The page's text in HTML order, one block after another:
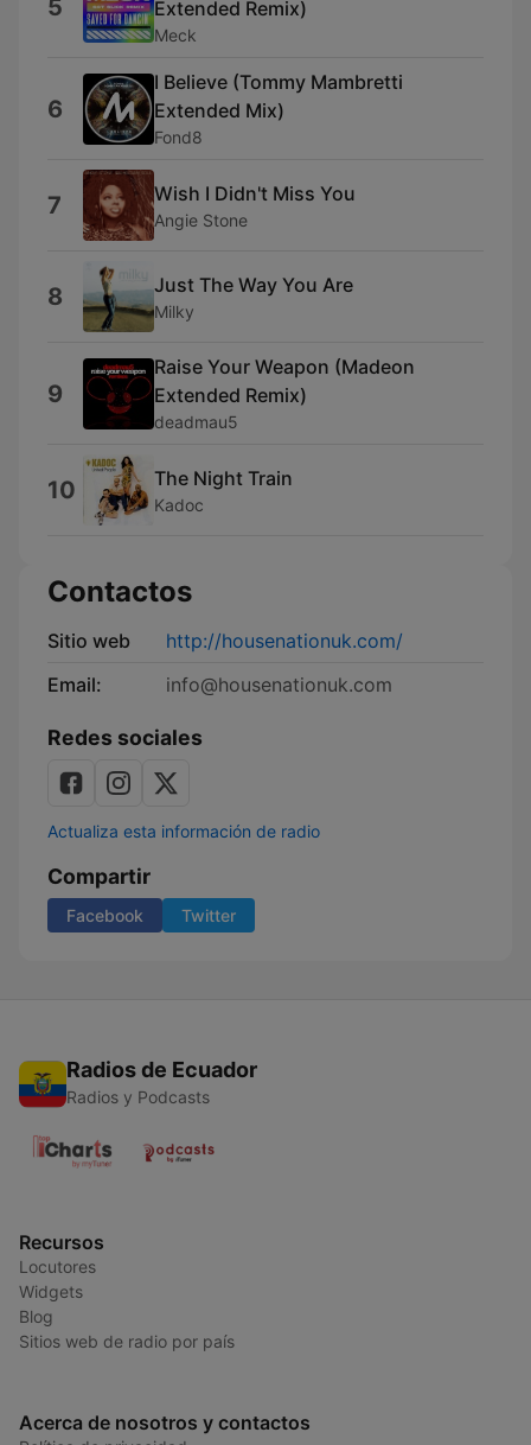
5
Extended Remix)
Meck
6
I Believe (Tommy Mambretti
Extended Mix)
Fond8
7 Wish I Didn't Miss You
Angie Stone
8 Just The Way You Are
Milky
9
Raise Your Weapon (Madeon
Extended Remix)
deadmau5
10 The Night Train
Kadoc
Contactos
Sitio web
http://housenationuk.com/
Email:
info@housenationuk.com
Redes sociales
Actualiza esta información de radio
Compartir
Facebook Twitter
Radios de Ecuador
Radios y Podcasts
Recursos
Locutores
Widgets
Blog
Sitios web de radio por país
Acerca de nosotros y contactos